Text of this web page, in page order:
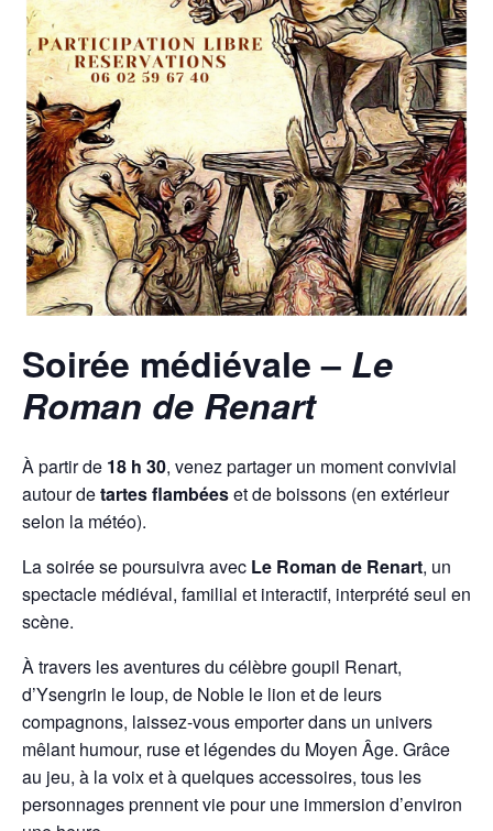
Soirée médiévale – Le
Roman de Renart
À partir de 18 h 30, venez partager un moment convivial
autour detartes flambéeset de boissons (en extérieur
selon la météo).
La soirée se poursuivra avec Le Roman de Renart, un
spectacle médiéval, familial et interactif, interprété seul en
scène.
À travers les aventures du célèbre goupil Renart,
d’Ysengrin le loup, de Noble le lion et de leurs
compagnons, laissez-vous emporter dans un univers
mêlant humour, ruse et légendes du Moyen Âge. Grâce
au jeu, à la voix et à quelques accessoires, tous les
personnages prennent vie pour une immersion d’environ